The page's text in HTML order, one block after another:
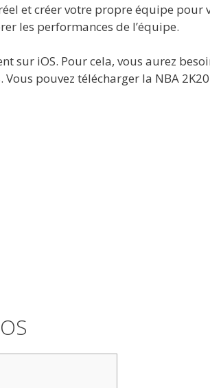
et créer votre propre équipe
les performances de l’équipe.
sur iOS. Pour cela, vous aurez
pouvez télécharger la NBA